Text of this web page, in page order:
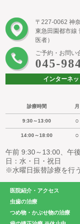
〒227-0062 神
東急田園都市線
医者）
ご予約・お問い
045-
インターネ
診療時間 月
9:30～13:00 ○
14:00～18:00 ○
午前 9:30～13:00、午
日：水・日・祝日
※水曜日振替診療を行
医院紹介・アクセス
虫歯の治療
つめ物・かぶせ物の治療